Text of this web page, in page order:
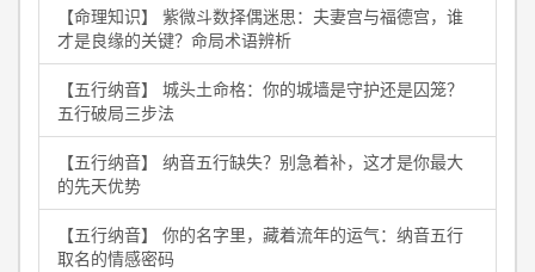
【命理知识】 紫微斗数择偶迷思：夫妻宫与福德宫，谁
才是良缘的关键？命局术语辨析
【五行纳音】 城头土命格：你的城墙是守护还是囚笼？
五行破局三步法
【五行纳音】 纳音五行缺失？别急着补，这才是你最大
的先天优势
【五行纳音】 你的名字里，藏着流年的运气：纳音五行
取名的情感密码